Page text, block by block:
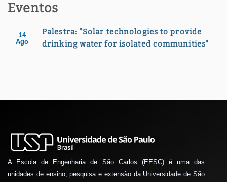
Eventos
14
Ago
Palestra: "Solar technologies to provide
drinking water for isolated communities"
A Escola de Engenharia de São Carlos (EESC) é uma das
unidades de ensino, pesquisa e extensão da Universidade de São